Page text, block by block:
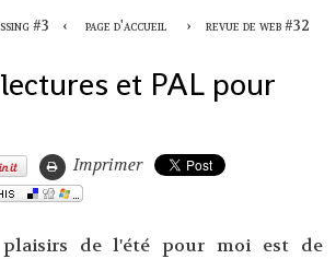
#3 page d'accueil revue de web #32
et PAL pour
Imprimer
de l'été pour moi est de